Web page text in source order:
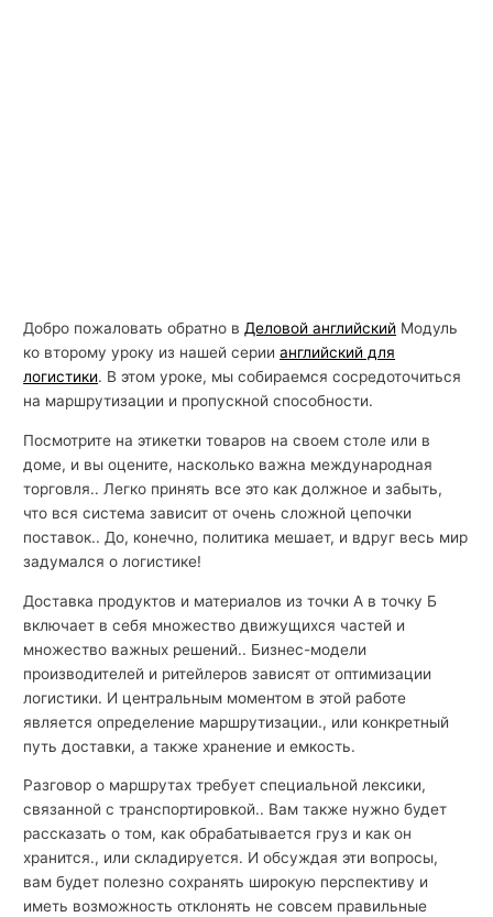
Добро пожаловать обратно вДеловой английский Модуль
ко второму уроку из нашей сериианглийский для
логистики. В этом уроке, мы собираемся сосредоточиться
на маршрутизации и пропускной способности.
Посмотрите на этикетки товаров на своем столе или в
доме, и вы оцените, насколько важна международная
торговля.. Легко принять все это как должное и забыть,
что вся система зависит от очень сложной цепочки
поставок.. До, конечно, политика мешает, и вдруг весь мир
задумался о логистике!
Доставка продуктов и материалов из точки А в точку Б
включает в себя множество движущихся частей и
множество важных решений.. Бизнес-модели
производителей и ритейлеров зависят от оптимизации
логистики. И центральным моментом в этой работе
является определение маршрутизации., или конкретный
путь доставки, а также хранение и емкость.
Разговор о маршрутах требует специальной лексики,
связанной с транспортировкой.. Вам также нужно будет
рассказать о том, как обрабатывается груз и как он
хранится., или складируется. И обсуждая эти вопросы,
вам будет полезно сохранять широкую перспективу и
иметь возможность отклонять не совсем правильные